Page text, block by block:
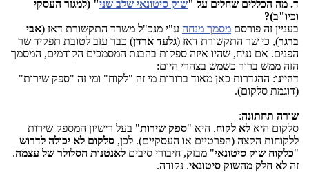
ד. מה הכללים שחלים על "שוק סיטונאי שלב שני" (למגזר העסקי
וכיו"ב)?
בעניין זה פורסם מסמך מנחה ע"י מנכ"ל משרד התקשורת דאז (אבי
ברגר), כי שר התקשורת דאז (גלעד ארדן) כבר עזב לטובת תפקיד שר
הפנים. אם נניח, שהיו איזה ספקות בהבנת המסמכים הקודמים, המסמך
הזה ממש ברור כשמש בצהרי היום:
דהיינו: ההגדרות כאן מאוד ברורות מי זה "לקוח" ומי זה "ספק שירות"
(דוגמת סלקום).
שורה תחתונה:
סלקום היא לא לקוח. היא "ספק שירות" בעל רישיון המספק שירות
ללקוחות הקצה (הפרטיים או העסקיים). לכן, סלקום לא יכולה לדרוש
"כלקוח שוק סיטונאי" מבזק, חיבורי סיבים לאנטנות הסלולר של עצמה.
זה לא חלק מהשוק סיטונאי. נקודה.